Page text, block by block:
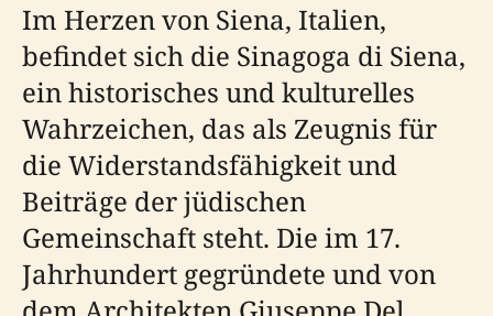
Im Herzen von Siena, Italien,
befindet sich die Sinagoga di Siena,
ein historisches und kulturelles
Wahrzeichen, das als Zeugnis für
die Widerstandsfähigkeit und
Beiträge der jüdischen
Gemeinschaft steht. Die im 17.
Jahrhundert gegründete und von